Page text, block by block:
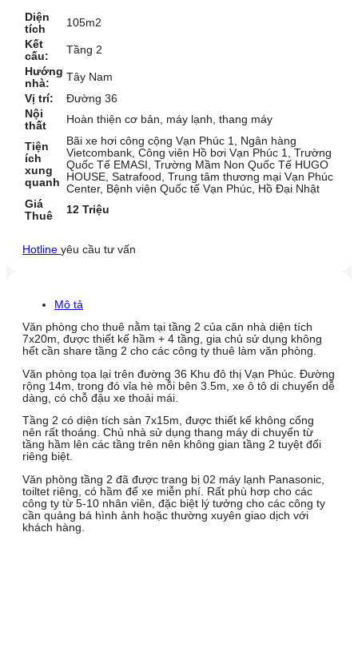
Diện
tích
105m2
Kết
cấu:
Tầng 2
Hướng
nhà:
Tây Nam
Vị trí:
Đường 36
Nội
thất
Hoàn thiện cơ bản, máy lạnh, thang máy
Tiện
ích
xung
quanh
Bãi xe hơi công cộng Vạn Phúc 1, Ngân hàng
Vietcombank, Công viên Hồ bơi Vạn Phúc 1, Trường
Quốc Tế EMASI, Trường Mầm Non Quốc Tế HUGO
HOUSE, Satrafood, Trung tâm thương mại Vạn Phúc
Center, Bệnh viện Quốc tế Vạn Phúc, Hồ Đại Nhật
Giá
Thuê
12 Triệu
Hotline yêu cầu tư vấn
Mô tả
Văn phòng cho thuê nằm tại tầng 2 của căn nhà diện tích
7x20m, được thiết kế hầm + 4 tầng, gia chủ sử dụng không
hết cần share tầng 2 cho các công ty thuê làm văn phòng.
Văn phòng tọa lại trên đường 36 Khu đô thị Vạn Phúc. Đường
rộng 14m, trong đó vỉa hè mỗi bên 3.5m, xe ô tô di chuyển dễ
dàng, có chỗ đậu xe thoải mái.
Tầng 2 có diện tích sàn 7x15m, được thiết kế không cổng
nên rất thoáng. Chủ nhà sử dụng thang máy di chuyển từ
tầng hầm lên các tầng trên nên không gian tầng 2 tuyệt đối
riêng biệt.
Văn phòng tầng 2 đã được trang bị 02 máy lạnh Panasonic,
toiltet riêng, có hầm để xe miễn phí. Rất phù hơp cho các
công ty từ 5-10 nhân viên, đặc biệt lý tưởng cho các công ty
cần quảng bá hình ảnh hoặc thường xuyên giao dịch với
khách hàng.